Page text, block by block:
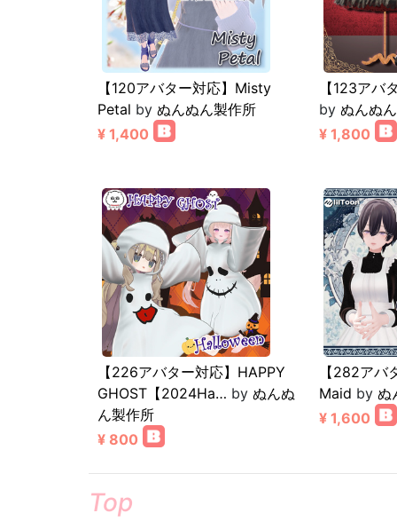
【120アバター対応】Misty
Petal by ぬんぬん製作所
¥ 1,400
【123アバ
by ぬんぬ
¥ 1,800
【226アバター対応】HAPPY
GHOST【2024Ha… by ぬんぬ
ん製作所
¥ 800
【282ア
Maid by ぬ
¥ 1,600
Top